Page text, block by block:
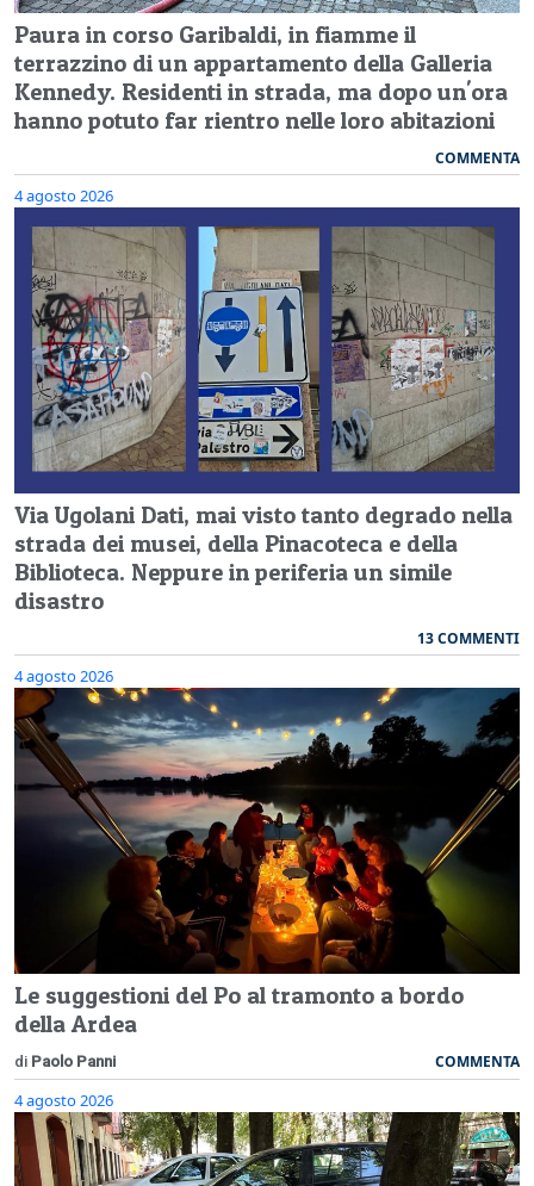
Paura in corso Garibaldi, in fiamme il
terrazzino di un appartamento della Galleria
Kennedy. Residenti in strada, ma dopo un'ora
hanno potuto far rientro nelle loro abitazioni
COMMENTA
4 agosto 2026
Via Ugolani Dati, mai visto tanto degrado nella
strada dei musei, della Pinacoteca e della
Biblioteca. Neppure in periferia un simile
disastro
13 COMMENTI
4 agosto 2026
Le suggestioni del Po al tramonto a bordo
della Ardea
di Paolo Panni COMMENTA
4 agosto 2026